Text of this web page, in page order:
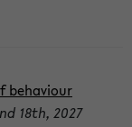
behaviour
18th, 2027